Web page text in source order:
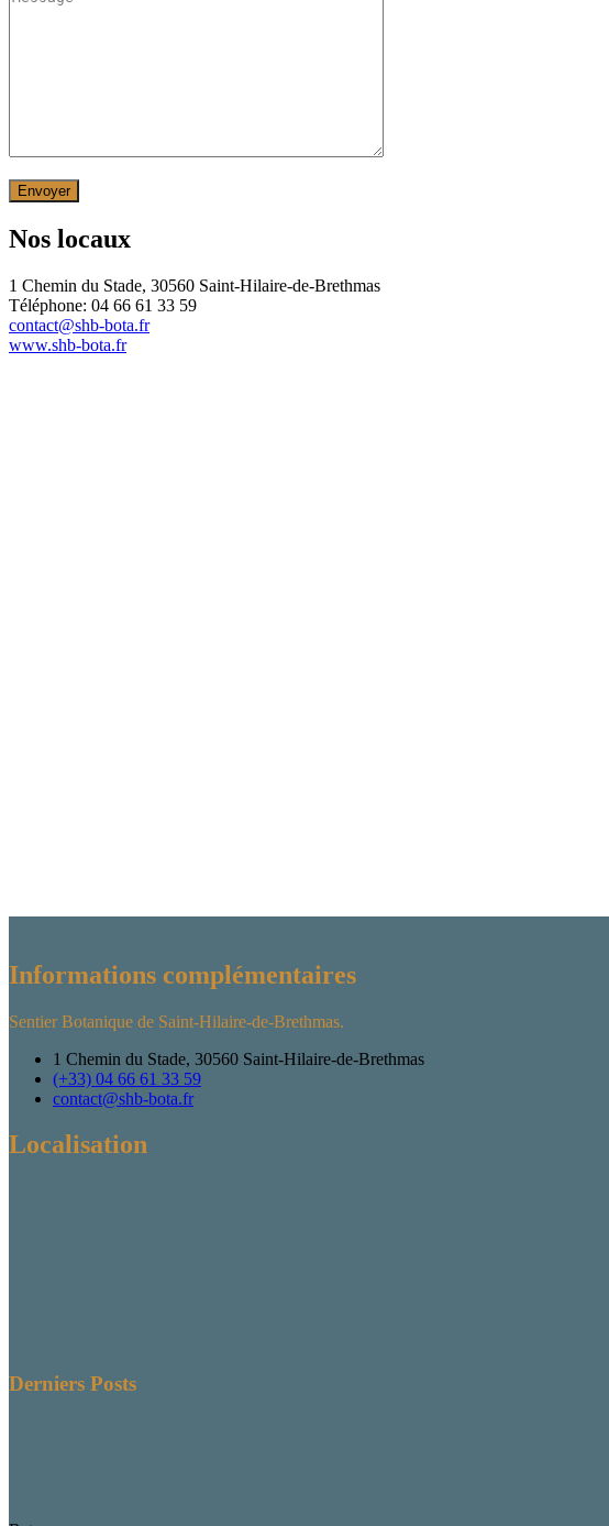
Nos locaux
1 Chemin du Stade, 30560 Saint-Hilaire-de-Brethmas
Téléphone: 04 66 61 33 59
contact@shb-bota.fr
www.shb-bota.fr
Informations complémentaires
Sentier Botanique de Saint-Hilaire-de-Brethmas.
1 Chemin du Stade, 30560 Saint-Hilaire-de-Brethmas
(+33) 04 66 61 33 59
contact@shb-bota.fr
Localisation
Derniers Posts